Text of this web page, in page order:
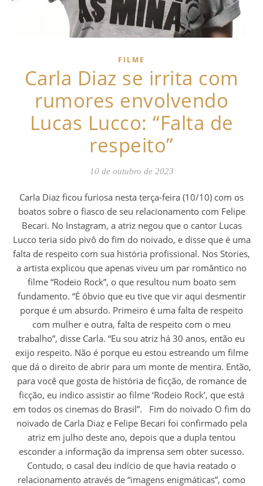
FILME
Carla Diaz se irrita com
rumores envolvendo
Lucas Lucco: “Falta de
respeito”
10 de outubro de 2023
Carla Diaz ficou furiosa nesta terça-feira (10/10) com os
boatos sobre o fiasco de seu relacionamento com Felipe
Becari. No Instagram, a atriz negou que o cantor Lucas
Lucco teria sido pivô do fim do noivado, e disse que é uma
falta de respeito com sua história profissional. Nos Stories,
a artista explicou que apenas viveu um par romântico no
filme “Rodeio Rock”, o que resultou num boato sem
fundamento. “É óbvio que eu tive que vir aqui desmentir
porque é um absurdo. Primeiro é uma falta de respeito
com mulher e outra, falta de respeito com o meu
trabalho”, disse Carla. “Eu sou atriz há 30 anos, então eu
exijo respeito. Não é porque eu estou estreando um filme
que dá o direito de abrir para um monte de mentira. Então,
para você que gosta de história de ficção, de romance de
ficção, eu indico assistir ao filme ‘Rodeio Rock’, que está
em todos os cinemas do Brasil”. Fim do noivado O fim do
noivado de Carla Diaz e Felipe Becari foi confirmado pela
atriz em julho deste ano, depois que a dupla tentou
esconder a informação da imprensa sem obter sucesso.
Contudo, o casal deu indício de que havia reatado o
relacionamento através de “imagens enigmáticas”, como